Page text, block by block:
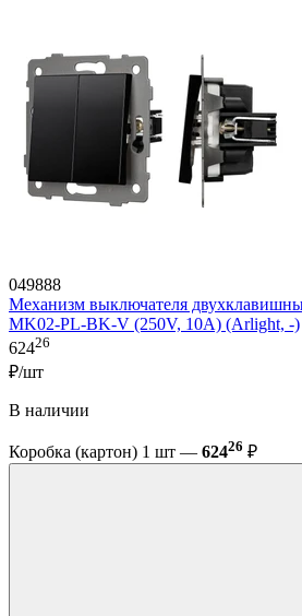
049888
Механизм выключателя
MK02-PL-BK-V (250V, 10A) (Arlight, -)
62426
₽/шт
В наличии
Коробка (картон) 1 шт — 62426 ₽